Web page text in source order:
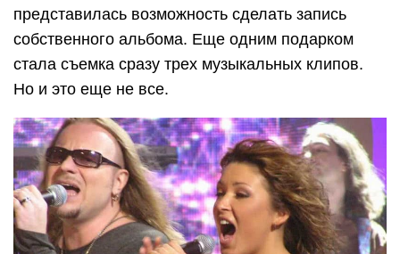
представилась возможность сделать запись
собственного альбома. Еще одним подарком
стала съемка сразу трех музыкальных клипов.
Но и это еще не все.